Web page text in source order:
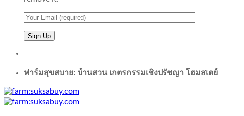
ฟาร์มสุขสบาย: บ้านสวน เกตรกรรมเชิงปรัชญา โฮมสเตย์